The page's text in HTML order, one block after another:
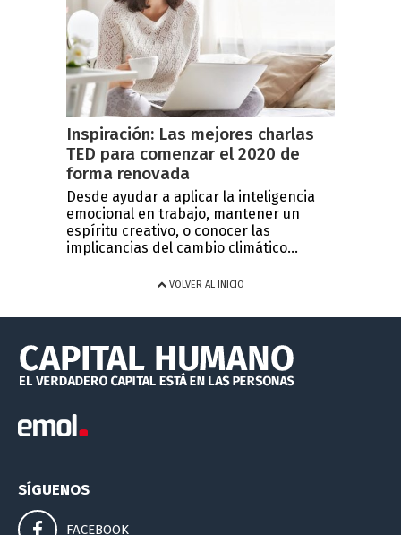
Inspiración: Las mejores charlas
TED para comenzar el 2020 de
forma renovada
Desde ayudar a aplicar la inteligencia
emocional en trabajo, mantener un
espíritu creativo, o conocer las
implicancias del cambio climático...
VOLVER AL INICIO
SÍGUENOS
FACEBOOK